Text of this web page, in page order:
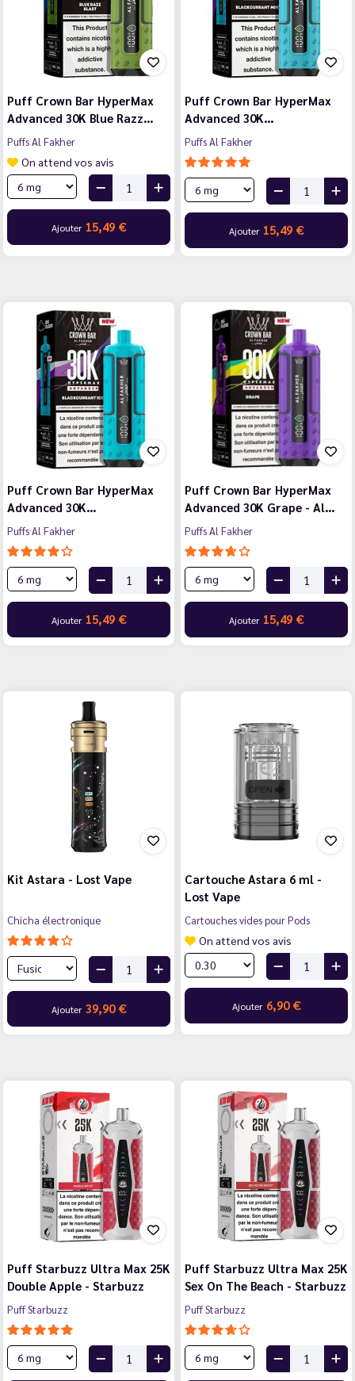
Puff Crown Bar HyperMax
Advanced 30K Blue Razz…
Puffs Al Fakher
On attend vos avis
Ajouter 15,49 €
Puff Crown Bar HyperMax
Advanced 30K…
Puffs Al Fakher
Ajouter 15,49 €
Puff Crown Bar HyperMax
Advanced 30K…
Puffs Al Fakher
Ajouter 15,49 €
Puff Crown Bar HyperMax
Advanced 30K Grape - Al…
Puffs Al Fakher
Ajouter 15,49 €
Kit Astara - Lost Vape
Chicha électronique
Ajouter 39,90 €
Cartouche Astara 6 ml -
Lost Vape
Cartouches vides pour Pods
On attend vos avis
Ajouter 6,90 €
Puff Starbuzz Ultra Max 25K
Double Apple - Starbuzz
Puff Starbuzz
Puff Starbuzz Ultra Max 25K
Sex On The Beach - Starbuzz
Puff Starbuzz